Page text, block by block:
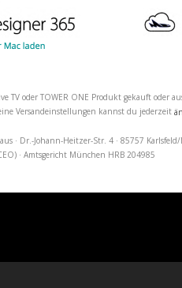
TV oder TOWER ONE Produkt gekauft
Versandeinstellungen kannst du jederzeit
· Dr.-Johann-Heitzer-Str. 4 · 85757
· Amtsgericht München HRB 204985